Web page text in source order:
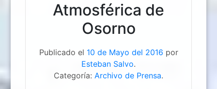
Atmosférica de
Osorno
Publicado el 10 de Mayo del 2016 por
Esteban Salvo.
Categoría: Archivo de Prensa.